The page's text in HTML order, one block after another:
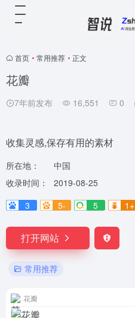
首页 • 常用推荐 • 正文
花瓣
7年前发布 16,551 0
收集灵感,保存有用的素材
所在地：
中国
收录时间：
2019-08-25
3
5- 5 1+
打开网站
常用推荐
花瓣